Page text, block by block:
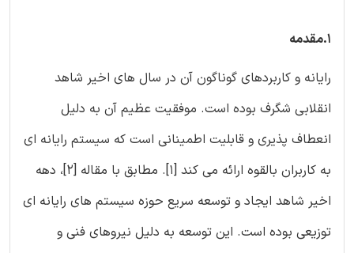
1.مقدمه
رایانه و کاربردهای گوناگون آن در سال های اخیر شاهد
انقلابی شگرف بوده است. موفقیت عظیم آن به دلیل
انعطاف پذیری و قابلیت اطمینانی است که سیستم رایانه ای
به کاربران بالقوه ارائه می کند [1]. مطابق با مقاله [2]، دهه
اخیر شاهد ایجاد و توسعه سریع حوزه سیستم های رایانه ای
توزیعی بوده است. این توسعه به دلیل نیروهای فنی و